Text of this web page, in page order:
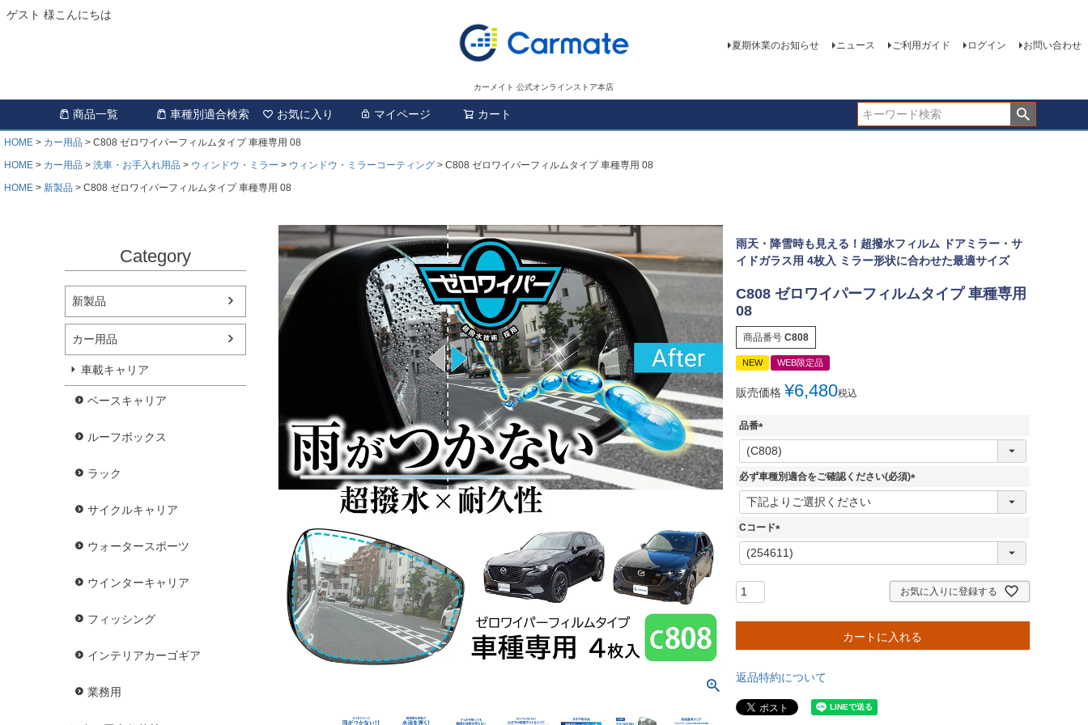
ゲスト 様こんにちは
カーメイト 公式オンラインストア本店
夏期休業のお知らせ ニュース ご利用ガイド ログイン お問い合わせ
商品一覧 車種別適合検索 お気に入り マイページ カート
HOME カー用品
C808 ゼロワイパーフィルムタイプ 車種専用 08
HOME
カー用品 洗車・お手入れ用品 ウィンドウ・ミラー ウィンドウ・ミラーコーティング
C808 ゼロワイパーフィルムタイプ 車種専用 08
HOME
新製品 C808 ゼロワイパーフィルムタイプ 車種専用 08
Category
新製品
カー用品
車載キャリア
ベースキャリア
ルーフボックス
ラック
サイクルキャリア
ウォータースポーツ
ウインターキャリア
フィッシング
インテリアカーゴギア
業務用
雨天・降雪時も見える！超撥水フィルム ドアミラー・サ
イドガラス用 4枚入 ミラー形状に合わせた最適サイズ
C808 ゼロワイパーフィルムタイプ 車種専用
08
商品番号 C808
NEW WEB限定品
販売価格 ¥6,480税込
品番
(
必
須
必ず車種別適合をご確認ください(必須)
(
Cコード
(
必
お気に入りに登録する
カートに入れる
返品特約について